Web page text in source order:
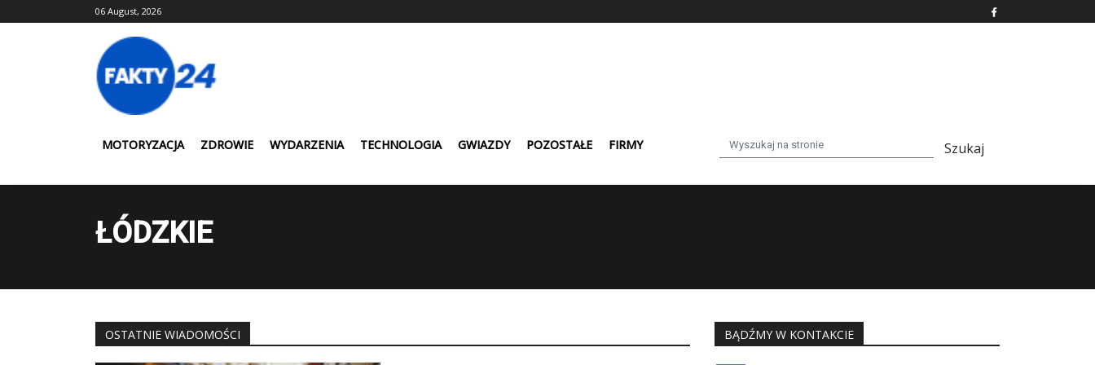
to
06 August, 2026
MOTORYZACJA ZDROWIE WYDARZENIA TECHNOLOGIA GWIAZDY POZOSTAŁE FIRMY
ŁÓDZKIE
OSTATNIE WIADOMOŚCI BĄDŹMY W KONTAKCIE